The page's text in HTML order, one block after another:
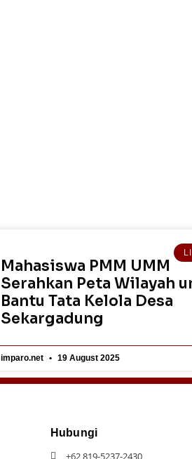
Mahasiswa PMM UMM
Serahkan Peta Wilayah
Bantu Tata Kelola Desa
Sekargadung
imparo.net 19 August 2025
Hubungi
+62 819-5237-2430